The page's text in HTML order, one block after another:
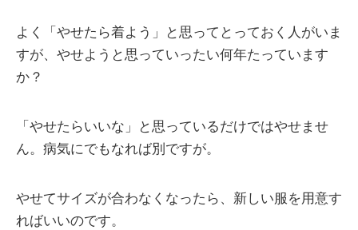
よく「やせたら着よう」と思ってとっておく人がいま
すが、やせようと思っていったい何年たっています
か？
「やせたらいいな」と思っているだけではやせませ
ん。病気にでもなれば別ですが。
やせてサイズが合わなくなったら、新しい服を用意す
ればいいのです。